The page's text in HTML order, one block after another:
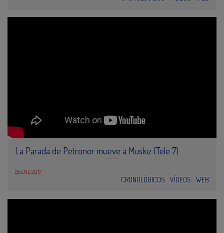
La Parada de Petronor mueve a Muskiz (Tele 7)
25 ENE 2017
CRONOLÓGICOS VÍDEOS WEB